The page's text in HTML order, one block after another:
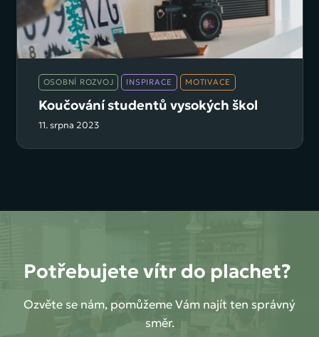
OSOBNÍ ROZVOJ INSPIRACE MOTIVACE
Koučování studentů vysokých škol
11. srpna 2023
Potřebujete vítr do plachet?
Ozvěte se nám, pomůžeme Vám najít ten správný
směr.